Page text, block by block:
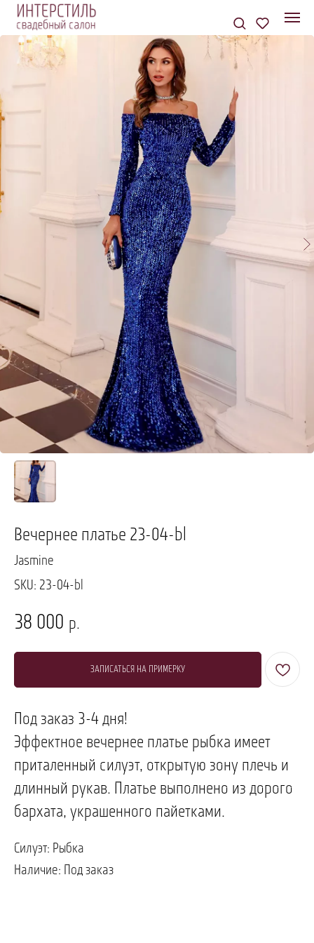
ПОЗВОНИТЬ ЗАПИСАТЬСЯ
Вечернее платье 23-04-bl
Jasmine
SKU: 23-04-bl
38 000 р.
ЗАПИСАТЬСЯ НА ПРИМЕРКУ
Под заказ 3-4 дня!
Эффектное вечернее платье рыбка имеет
приталенный силуэт, открытую зону плечь и
длинный рукав. Платье выполнено из дорого
бархата, украшенного пайетками.
Силуэт: Рыбка
Наличие: Под заказ